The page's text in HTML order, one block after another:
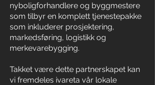
nyboligforhandlere og byggmestere
som tilbyr en komplett tjenestepakke
som inkluderer prosjektering,
markedsføring, logistikk og
merkevarebygging.
Takket være dette partnerskapet kan
vi fremdeles ivareta vår lokale